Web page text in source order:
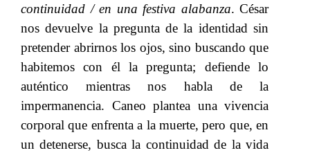
continuidad / en una festiva alabanza. César
nos devuelve la pregunta de la identidad sin
pretender abrirnos los ojos, sino buscando que
habitemos con él la pregunta; defiende lo
auténtico mientras nos habla de la
impermanencia. ​​ Caneo plantea una​​ vivencia
corporal que enfrenta a la muerte, pero que, en
un detenerse, busca la continuidad de la vida